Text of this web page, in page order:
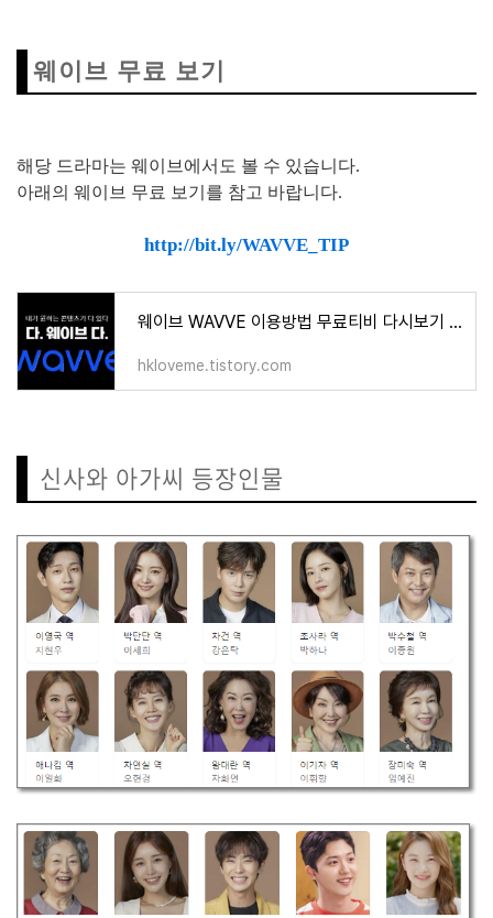
웨이브 무료 보기
해당 드라마는 웨이브에서도 볼 수 있습니다.
아래의 웨이브 무료 보기를 참고 바랍니다.
http://bit.ly/WAVVE_TIP
웨이브 WAVVE 이용방법 무료티비 다시보기 3개월 100원 할인꿀팁
hkloveme.tistory.com
신사와 아가씨 등장인물